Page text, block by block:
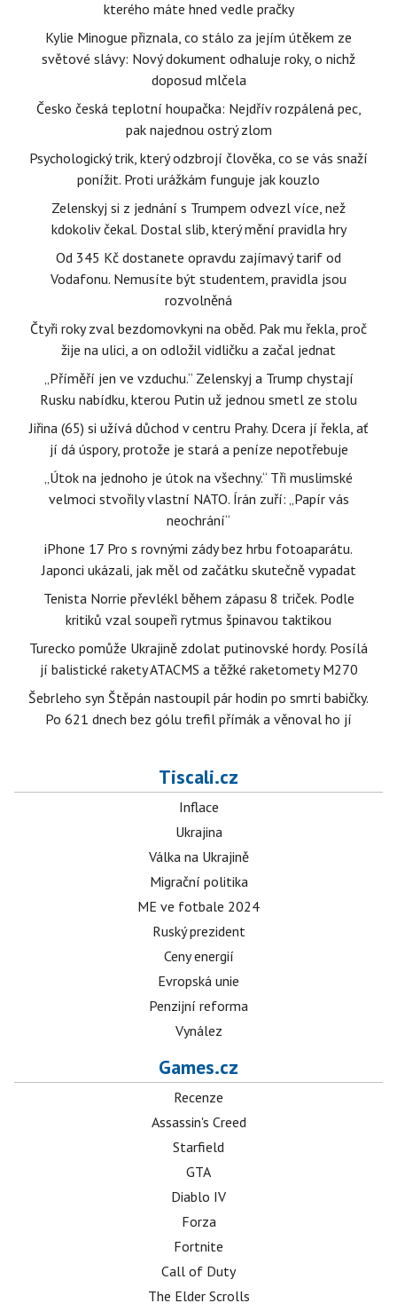
kterého máte hned vedle pračky
Kylie Minogue přiznala, co stálo za jejím útěkem ze
světové slávy: Nový dokument odhaluje roky, o nichž
doposud mlčela
Česko česká teplotní houpačka: Nejdřív rozpálená pec,
pak najednou ostrý zlom
Psychologický trik, který odzbrojí člověka, co se vás snaží
ponížit. Proti urážkám funguje jak kouzlo
Zelenskyj si z jednání s Trumpem odvezl více, než
kdokoliv čekal. Dostal slib, který mění pravidla hry
Od 345 Kč dostanete opravdu zajímavý tarif od
Vodafonu. Nemusíte být studentem, pravidla jsou
rozvolněná
Čtyři roky zval bezdomovkyni na oběd. Pak mu řekla, proč
žije na ulici, a on odložil vidličku a začal jednat
„Příměří jen ve vzduchu.“ Zelenskyj a Trump chystají
Rusku nabídku, kterou Putin už jednou smetl ze stolu
Jiřina (65) si užívá důchod v centru Prahy. Dcera jí řekla, ať
jí dá úspory, protože je stará a peníze nepotřebuje
„Útok na jednoho je útok na všechny.“ Tři muslimské
velmoci stvořily vlastní NATO. Írán zuří: „Papír vás
neochrání“
iPhone 17 Pro s rovnými zády bez hrbu fotoaparátu.
Japonci ukázali, jak měl od začátku skutečně vypadat
Tenista Norrie převlékl během zápasu 8 triček. Podle
kritiků vzal soupeři rytmus špinavou taktikou
Turecko pomůže Ukrajině zdolat putinovské hordy. Posílá
jí balistické rakety ATACMS a těžké raketomety M270
Šebrleho syn Štěpán nastoupil pár hodin po smrti babičky.
Po 621 dnech bez gólu trefil přímák a věnoval ho jí
Tiscali.cz
Inflace
Ukrajina
Válka na Ukrajině
Migrační politika
ME ve fotbale 2024
Ruský prezident
Ceny energií
Evropská unie
Penzijní reforma
Vynález
Games.cz
Recenze
Assassin's Creed
Starfield
GTA
Diablo IV
Forza
Fortnite
Call of Duty
The Elder Scrolls